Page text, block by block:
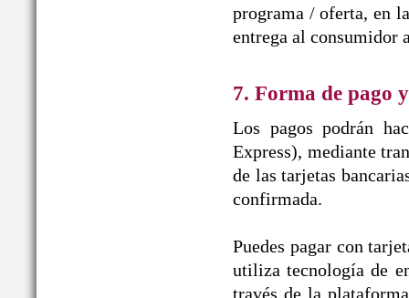
programa / oferta, en
entrega al consumidor
7. Forma de pago
Los pagos podrán
Express), mediante
de las tarjetas
confirmada.
Puedes pagar con
utiliza tecnología de
través de la